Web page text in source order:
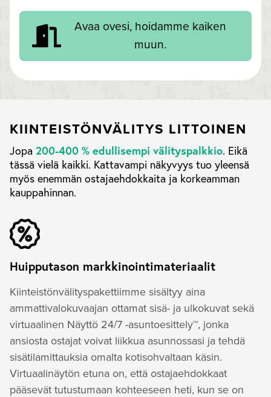
Avaa ovesi, hoidamme kaiken
muun.
KIINTEISTÖNVÄLITYS LITTOINEN
Jopa 200-400 % edullisempi välityspalkkio. Eikä
tässä vielä kaikki. Kattavampi näkyvyys tuo yleensä
myös enemmän ostajaehdokkaita ja korkeamman
kauppahinnan.
Huipputason markkinointimateriaalit
Kiinteistönvälityspakettiimme sisältyy aina
ammattivalokuvaajan ottamat sisä- ja ulkokuvat sekä
virtuaalinen Näyttö 24/7 -asuntoesittely™, jonka
ansiosta ostajat voivat liikkua asunnossasi ja tehdä
sisätilamittauksia omalta kotisohvaltaan käsin.
Virtuaalinäytön etuna on, että ostajaehdokkaat
pääsevät tutustumaan kohteeseen heti, kun se on